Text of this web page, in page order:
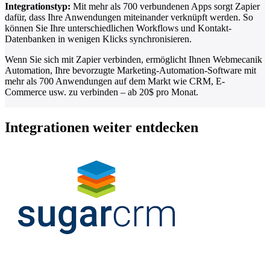
Integrationstyp: Mit mehr als 700 verbundenen Apps sorgt Zapier
dafür, dass Ihre Anwendungen miteinander verknüpft werden. So
können Sie Ihre unterschiedlichen Workflows und Kontakt-
Datenbanken in wenigen Klicks synchronisieren.
Wenn Sie sich mit Zapier verbinden, ermöglicht Ihnen Webmecanik
Automation, Ihre bevorzugte Marketing-Automation-Software mit
mehr als 700 Anwendungen auf dem Markt wie CRM, E-
Commerce usw. zu verbinden – ab 20$ pro Monat.
Integrationen weiter entdecken